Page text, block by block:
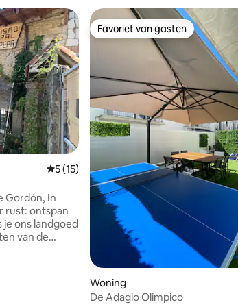
23 recensies
Gemiddelde beoordeling van 5 op 5, 15
5 (15)
Gordón, In
rust: ontspan
je ons landgoed
van de
Favoriet van gasten
Favoriet van gasten
Woning
De Adagio Olimpico